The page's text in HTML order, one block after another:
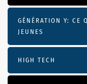
GÉNÉRATION Y: CE
JEUNES
HIGH TECH